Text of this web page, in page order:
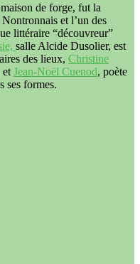
de forge, fut la
et l’un des
littéraire “découvreur”
salle Alcide Dusolier, est
des lieux, Christine
et Jean-Noël Cuenod, poète
ses formes.